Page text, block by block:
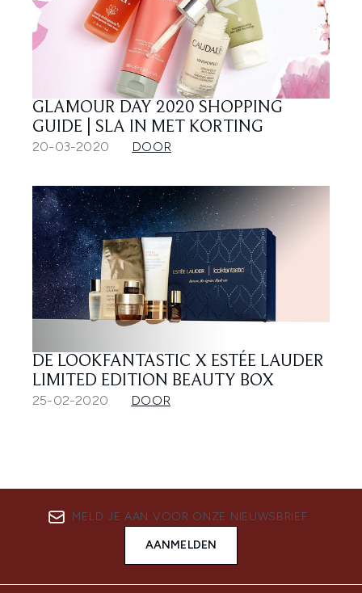
GLAMOUR DAY 2020 SHOPPING
GUIDE | SLA IN MET KORTING
20-03-2020 DOOR
DE LOOKFANTASTIC X ESTÉE LAUDER
LIMITED EDITION BEAUTY BOX
25-02-2020 DOOR
MELD JE AAN VOOR ONZE NIEUWSBRIEF
AANMELDEN